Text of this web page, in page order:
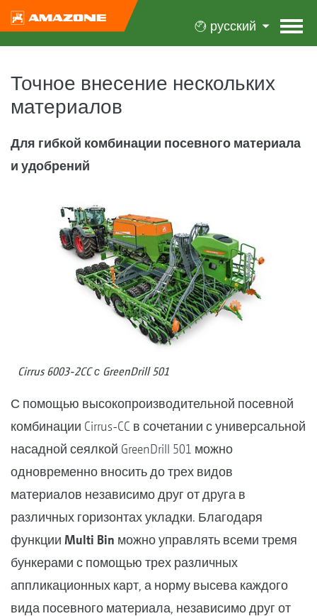
русский
Точное внесение нескольких
материалов
Для гибкой комбинации посевного материала
и удобрений
Cirrus 6003-2CC с GreenDrill 501
С помощью высокопроизводительной посевной
комбинации Cirrus-CC в сочетании с универсальной
насадной сеялкой GreenDrill 501 можно
одновременно вносить до трех видов
материалов независимо друг от друга в
различных горизонтах укладки. Благодаря
функции Multi Bin можно управлять всеми тремя
бункерами с помощью трех различных
аппликационных карт, а норму высева каждого
вида посевного материала, независимо друг от